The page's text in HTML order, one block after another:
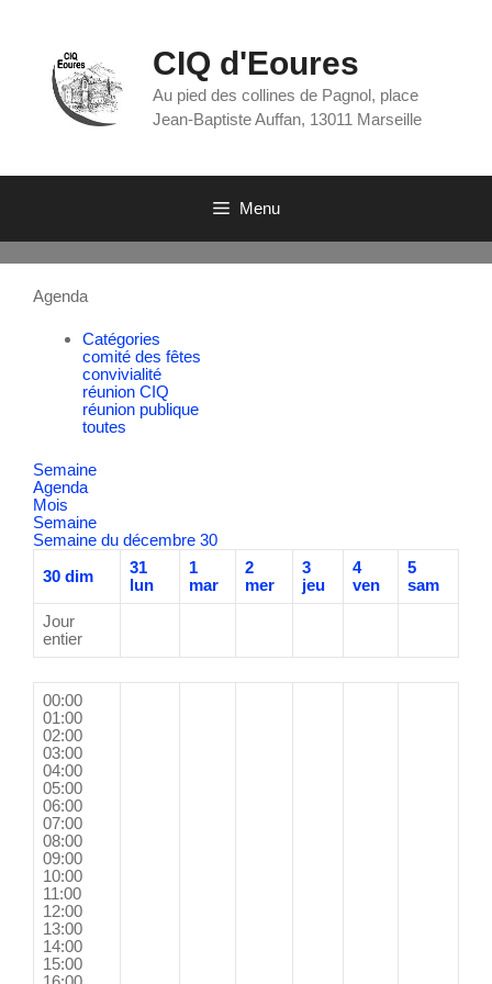
CIQ d'Eoures
Au pied des collines de Pagnol, place
Jean-Baptiste Auffan, 13011 Marseille
Menu
Agenda
Catégories
comité des fêtes
convivialité
réunion CIQ
réunion publique
toutes
Semaine
Agenda
Mois
Semaine
Semaine du décembre 30
30 dim
31
lun
1
mar
2
mer
3
jeu
4
ven
5
sam
Jour
entier
00:00
01:00
02:00
03:00
04:00
05:00
06:00
07:00
08:00
09:00
10:00
11:00
12:00
13:00
14:00
15:00